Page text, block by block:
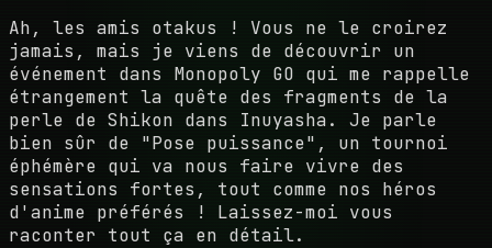
Ah, les amis otakus ! Vous ne le croirez
jamais, mais je viens de découvrir un
événement dans Monopoly GO qui me rappelle
étrangement la quête des fragments de la
perle de Shikon dans Inuyasha. Je parle
bien sûr de "Pose puissance", un tournoi
éphémère qui va nous faire vivre des
sensations fortes, tout comme nos héros
d'anime préférés ! Laissez-moi vous
raconter tout ça en détail.